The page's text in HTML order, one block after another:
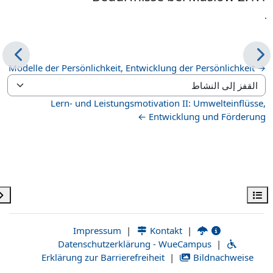
فتح فهرس المقرر
→ Modelle der Persönlichkeit, Entwicklung der Persönlichkeit
القفز إلى النشاط
Lern- und Leistungsmotivation II: Umwelteinflüsse,
Entwicklung und Förderung ←
Impressum
| Kontakt |
Datenschutzerklärung - WueCampus |
Erklärung zur Barrierefreiheit
| Bildnachweise